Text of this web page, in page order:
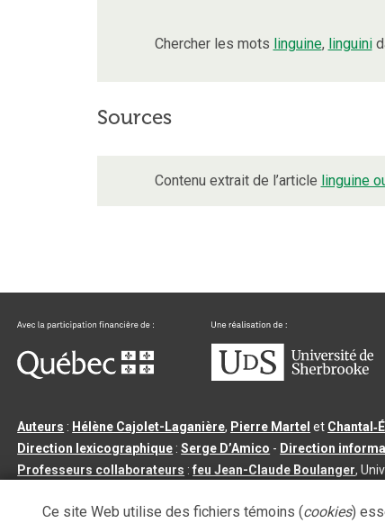
Chercher les mots linguine, linguini
Sources
Contenu extrait de l’article linguine
Auteurs : Hélène Cajolet-Laganière, Pierre Martel et
Direction lexicographique :Serge D’Amico - Direction
Professeurs collaborateurs :feu Jean-Claude Boulanger,
Ce site Web utilise des fichiers témoins (cookies)